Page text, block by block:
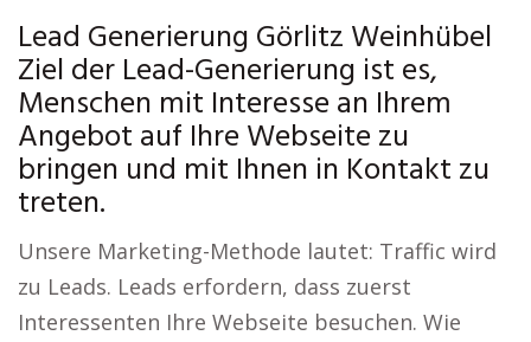
Lead Generierung Görlitz Weinhübel
Ziel der Lead-Generierung ist es,
Menschen mit Interesse an Ihrem
Angebot auf Ihre Webseite zu
bringen und mit Ihnen in Kontakt zu
treten.
Unsere Marketing-Methode lautet: Traffic wird
zu Leads. Leads erfordern, dass zuerst
Interessenten Ihre Webseite besuchen. Wie